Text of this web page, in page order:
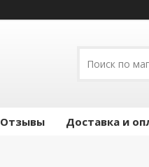
Отзывы Доставка и